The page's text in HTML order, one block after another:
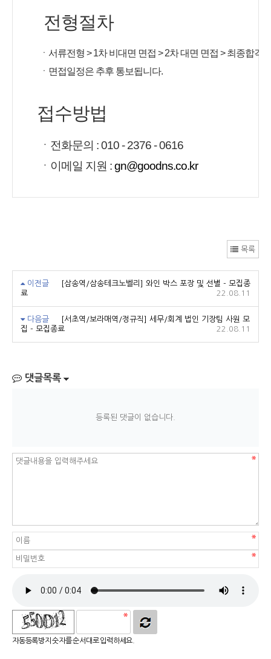
전형절차
ㆍ서류전형 > 1차 비대면 면접 > 2차 대면 면접 > 최종합격
ㆍ면접일정은 추후 통보됩니다.
접수방법
ㆍ전화문의 : 010 - 2376 - 0616
ㆍ이메일 지원 :gn@goodns.co.kr
목록
이전글
[삼송역/삼송테크노벨리] 와인 박스 포장 및 선별 - 모집종
료
22.08.11
다음글
[서초역/보라매역/정규직] 세무/회계 법인 기장팀 사원 모
집 - 모집종료
22.08.11
댓글목록
등록된 댓글이 없습니다.
자동등록방지 숫자를 순서대로 입력하세요.